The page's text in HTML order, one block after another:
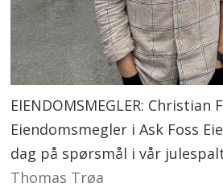
EIENDOMSMEGLER: Christian
Eiendomsmegler i Ask Foss
dag på spørsmål i vår
Thomas Trøa